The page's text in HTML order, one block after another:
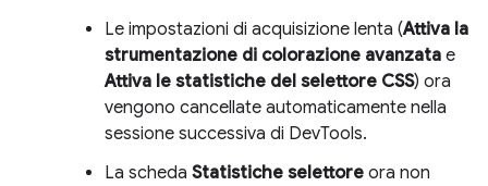
Le impostazioni di acquisizione lenta (Attiva la
strumentazione di colorazione avanzata e
Attiva le statistiche del selettore CSS) ora
vengono cancellate automaticamente nella
sessione successiva di DevTools.
La scheda Statistiche selettore ora non